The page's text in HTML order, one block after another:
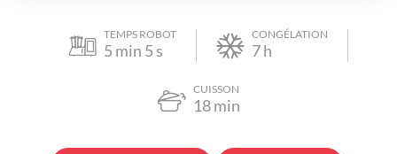
TEMPS ROBOT
5 min 5 s
CONGÉLATION
7h
CUISSON
18min